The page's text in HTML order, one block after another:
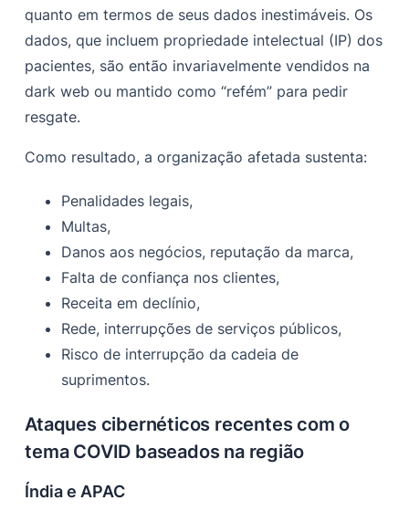
quanto em termos de seus dados inestimáveis. Os
dados, que incluem propriedade intelectual (IP) dos
pacientes, são então invariavelmente vendidos na
dark webou mantido como “refém” para pedir
resgate.
Como resultado, a organização afetada sustenta:
Penalidades legais,
Multas,
Danos aos negócios, reputação da marca,
Falta de confiança nos clientes,
Receita em declínio,
Rede, interrupções de serviços públicos,
Risco de interrupção da cadeia de
suprimentos.
Ataques cibernéticos recentes com o
tema COVID baseados na região
Índia e APAC